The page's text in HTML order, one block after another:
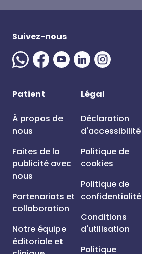
Suivez-nous
Patient
À propos de
nous
Faites de la
publicité avec
nous
Partenariats et
collaboration
Notre équipe
éditoriale et
Légal
Déclaration
d'accessibilité
Politique de
cookies
Politique de
confidentialité
Conditions
d'utilisation
Politique